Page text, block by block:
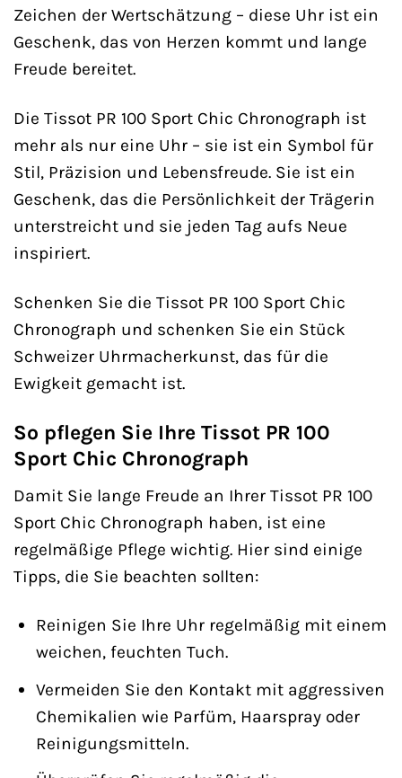
Zeichen der Wertschätzung – diese Uhr ist ein
Geschenk, das von Herzen kommt und lange
Freude bereitet.
Die Tissot PR 100 Sport Chic Chronograph ist
mehr als nur eine Uhr – sie ist ein Symbol für
Stil, Präzision und Lebensfreude. Sie ist ein
Geschenk, das die Persönlichkeit der Trägerin
unterstreicht und sie jeden Tag aufs Neue
inspiriert.
Schenken Sie die Tissot PR 100 Sport Chic
Chronograph und schenken Sie ein Stück
Schweizer Uhrmacherkunst, das für die
Ewigkeit gemacht ist.
So pflegen Sie Ihre Tissot PR 100
Sport Chic Chronograph
Damit Sie lange Freude an Ihrer Tissot PR 100
Sport Chic Chronograph haben, ist eine
regelmäßige Pflege wichtig. Hier sind einige
Tipps, die Sie beachten sollten:
Reinigen Sie Ihre Uhr regelmäßig mit einem
weichen, feuchten Tuch.
Vermeiden Sie den Kontakt mit aggressiven
Chemikalien wie Parfüm, Haarspray oder
Reinigungsmitteln.